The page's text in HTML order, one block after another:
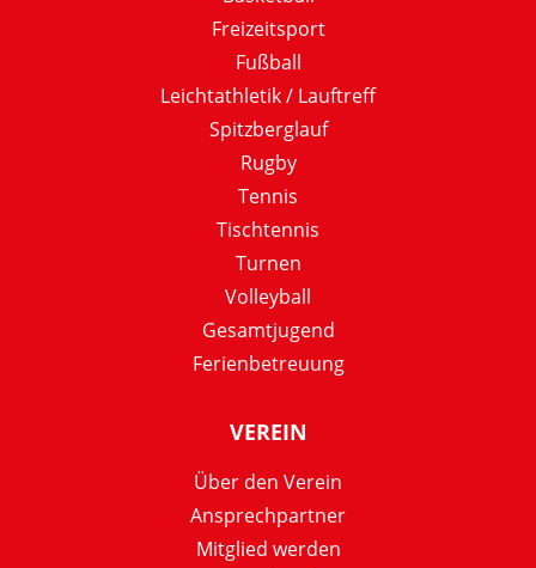
Freizeitsport
Fußball
Leichtathletik / Lauftreff
Spitzberglauf
Rugby
Tennis
Tischtennis
Turnen
Volleyball
Gesamtjugend
Ferienbetreuung
VEREIN
Über den Verein
Ansprechpartner
Mitglied werden